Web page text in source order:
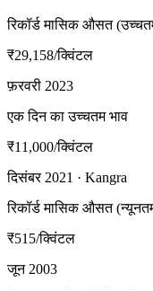
रिकॉर्ड मासिक औसत
₹29,158/क्विंटल
फ़रवरी 2023
एक दिन का उच्चतम भाव
₹11,000/क्विंटल
दिसंबर 2021 · Kangra
रिकॉर्ड मासिक औसत
₹515/क्विंटल
जून 2003